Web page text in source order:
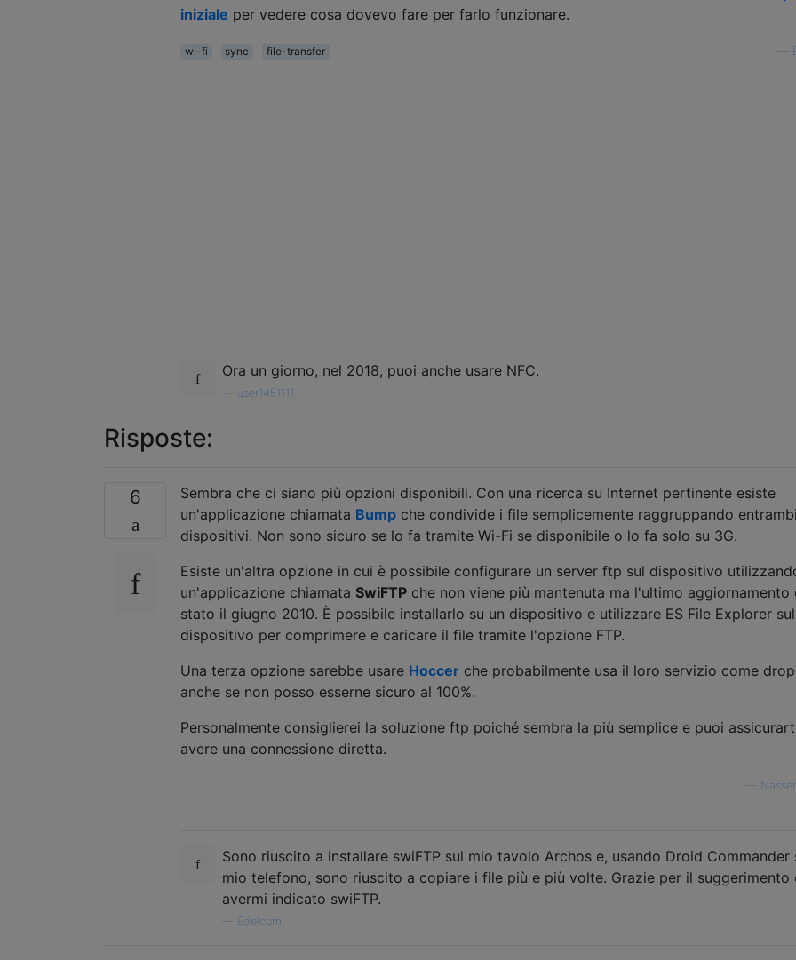
iniziale per vedere cosa dovevo fare per farlo funzionare.
wi-fi sync file-transfer
Ora un giorno, nel 2018, puoi anche usare NFC.
user1451111
Risposte:
6
Sembra che ci siano più opzioni disponibili. Con una ricerca su Internet pertinente esiste
un'applicazione chiamata Bump che condivide i file semplicemente raggruppando
dispositivi. Non sono sicuro se lo fa tramite Wi-Fi se disponibile o lo fa solo su 3G.
Esiste un'altra opzione in cui è possibile configurare un server ftp sul dispositivo
un'applicazione chiamata SwiFTP che non viene più mantenuta ma l'ultimo aggiornamento
stato il giugno 2010. È possibile installarlo su un dispositivo e utilizzare ES File Explorer
dispositivo per comprimere e caricare il file tramite l'opzione FTP.
Una terza opzione sarebbe usare Hoccer che probabilmente usa il loro servizio come
anche se non posso esserne sicuro al 100%.
Personalmente consiglierei la soluzione ftp poiché sembra la più semplice e puoi
avere una connessione diretta.
Sono riuscito a installare swiFTP sul mio tavolo Archos e, usando Droid Commander
mio telefono, sono riuscito a copiare i file più e più volte. Grazie per il suggerimento
avermi indicato swiFTP.
Edelcom,